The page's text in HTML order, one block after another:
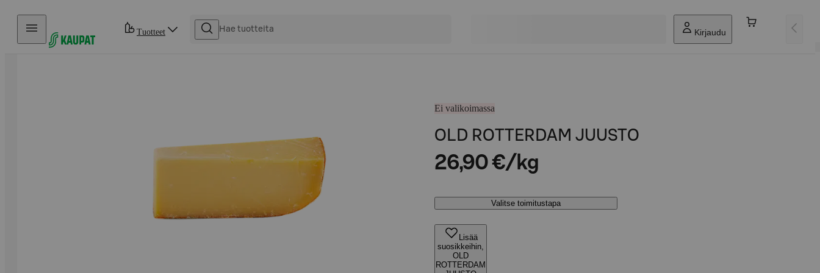
Hyppää sisältöön
Tuotteet Kirjaudu
Ei valikoimassa
OLD ROTTERDAM JUUSTO
26,90 €/kg
Valitse toimitustapa
Lisää
suosikkeihin,
OLD
ROTTERDAM